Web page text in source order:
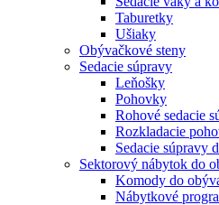
Taburetky
Ušiaky
Obývačkové steny
Sedacie súpravy
Leňošky
Pohovky
Rohové sedacie
Rozkladacie
Sedacie súpravy
Sektorový nábytok do
Komody do
Nábytkové